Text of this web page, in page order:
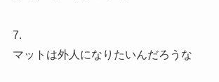
7.
マットは外人になりたいんだろうな